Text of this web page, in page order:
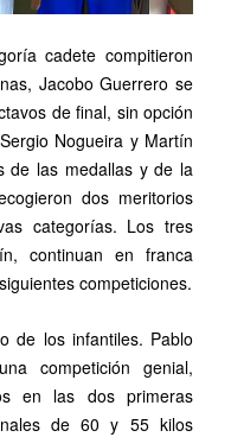
cadete compitieron
Jacobo Guerrero se
de final, sin opción
Nogueira y Martín
de las medallas y de la
dos meritorios
categorías. Los tres
continuan en franca
competiciones.
de los infantiles. Pablo
competición genial,
en las dos primeras
de 60 y 55 kilos